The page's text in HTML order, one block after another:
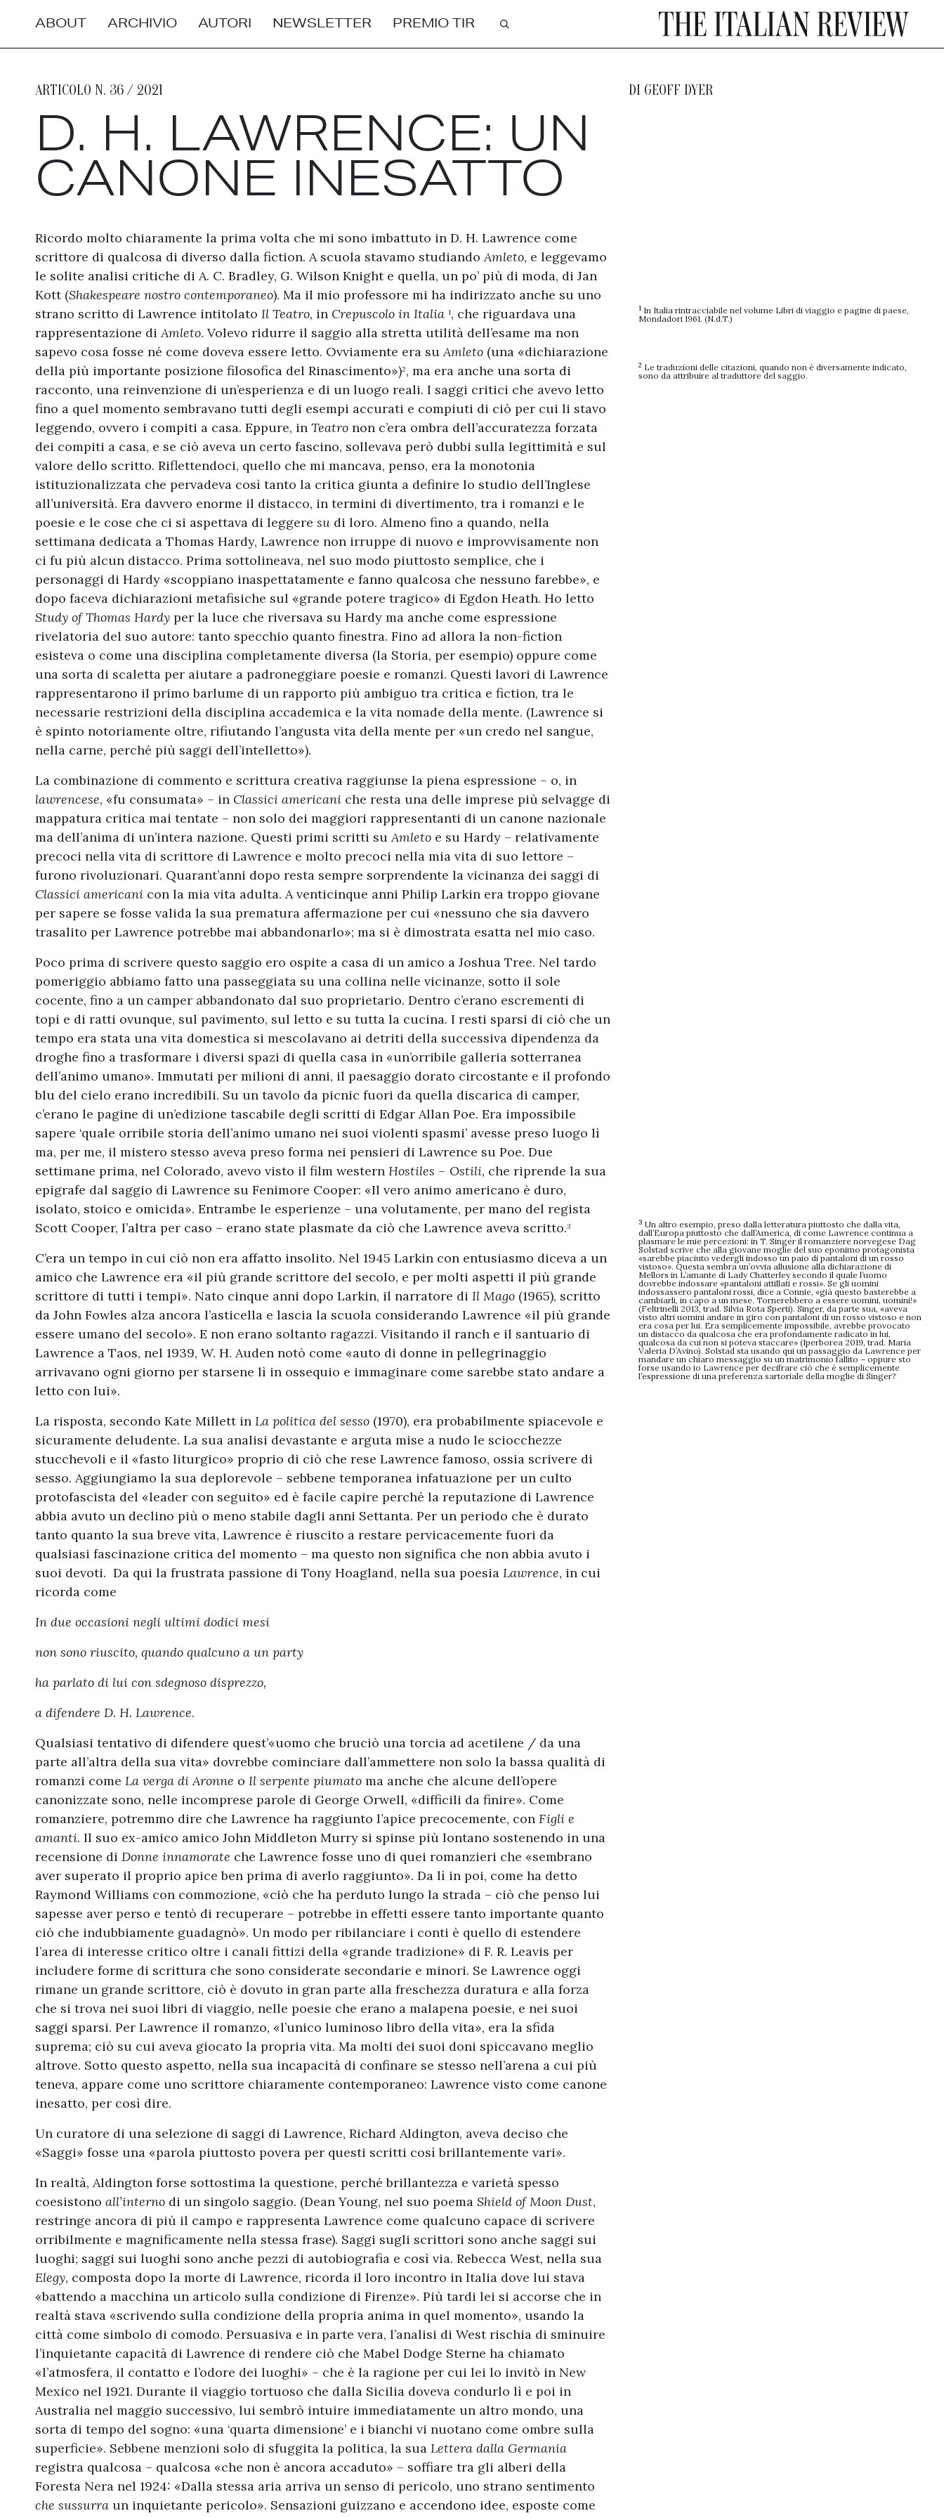
ABOUT ARCHIVIO AUTORI NEWSLETTER PREMIO TIR Cerca
ARTICOLO N. 36 / 2021 DI GEOFF DYER
D. H. LAWRENCE: UN
CANONE INESATTO
Ricordo molto chiaramente la prima volta che mi sono imbattuto in D. H. Lawrence come
scrittore di qualcosa di diverso dalla fiction. A scuola stavamo studiandoAmleto, e leggevamo
le solite analisi critiche di A. C. Bradley, G. Wilson Knight e quella, un po’ più di moda, di Jan
Kott (Shakespeare nostro contemporaneo). Ma il mio professore mi ha indirizzato anche su uno
strano scritto di Lawrence intitolato Il Teatro, in Crepuscolo in Italia 1 1In Italia rintracciabile nel volume Libri di viaggio e pagine di paese,
Mondadori 1961. (N.d.T.)
, che riguardava una
rappresentazione diAmleto. Volevo ridurre il saggio alla stretta utilità dell’esame ma non
sapevo cosa fosse né come doveva essere letto. Ovviamente era suAmleto (una «dichiarazione
della più importante posizione filosofica del Rinascimento»)2 2 Le traduzioni delle citazioni, quando non è diversamente indicato,
sono da attribuire al traduttore del saggio.
, ma era anche una sorta di
racconto, una reinvenzione di un’esperienza e di un luogo reali. I saggi critici che avevo letto
fino a quel momento sembravano tutti degli esempi accurati e compiuti di ciò per cui li stavo
leggendo, ovvero i compiti a casa. Eppure, in Teatro non c’era ombra dell’accuratezza forzata
dei compiti a casa, e se ciò aveva un certo fascino, sollevava però dubbi sulla legittimità e sul
valore dello scritto. Riflettendoci, quello che mi mancava, penso, era la monotonia
istituzionalizzata che pervadeva così tanto la critica giunta a definire lo studio dell’Inglese
all’università. Era davvero enorme il distacco, in termini di divertimento, tra i romanzi e le
poesie e le cose che ci si aspettava di leggere su di loro. Almeno fino a quando, nella
settimana dedicata a Thomas Hardy, Lawrence non irruppe di nuovo e improvvisamente non
ci fu più alcun distacco. Prima sottolineava, nel suo modo piuttosto semplice, che i
personaggi di Hardy «scoppiano inaspettatamente e fanno qualcosa che nessuno farebbe», e
dopo faceva dichiarazioni metafisiche sul «grande potere tragico» di Egdon Heath. Ho letto
Study of Thomas Hardy per la luce che riversava su Hardy ma anche come espressione
rivelatoria del suo autore: tanto specchio quanto finestra. Fino ad allora la non-fiction
esisteva o come una disciplina completamente diversa (la Storia, per esempio) oppure come
una sorta di scaletta per aiutare a padroneggiare poesie e romanzi. Questi lavori di Lawrence
rappresentarono il primo barlume di un rapporto più ambiguo tra critica e fiction, tra le
necessarie restrizioni della disciplina accademica e la vita nomade della mente. (Lawrence si
è spinto notoriamente oltre, rifiutando l’angusta vita della mente per «un credo nel sangue,
nella carne, perché più saggi dell’intelletto»).
La combinazione di commento e scrittura creativa raggiunse la piena espressione – o, in
lawrencese, «fu consumata» – in Classici americani che resta una delle imprese più selvagge di
mappatura critica mai tentate – non solo dei maggiori rappresentanti di un canone nazionale
ma dell’anima di un’intera nazione. Questi primi scritti suAmleto e su Hardy – relativamente
precoci nella vita di scrittore di Lawrence e molto precoci nella mia vita di suo lettore –
furono rivoluzionari. Quarant’anni dopo resta sempre sorprendente la vicinanza dei saggi di
Classici americani con la mia vita adulta. A venticinque anni Philip Larkin era troppo giovane
per sapere se fosse valida la sua prematura affermazione per cui «nessuno che sia davvero
trasalito per Lawrence potrebbe mai abbandonarlo»; ma si è dimostrata esatta nel mio caso.
Poco prima di scrivere questo saggio ero ospite a casa di un amico a Joshua Tree. Nel tardo
pomeriggio abbiamo fatto una passeggiata su una collina nelle vicinanze, sotto il sole
cocente, fino a un camper abbandonato dal suo proprietario. Dentro c’erano escrementi di
topi e di ratti ovunque, sul pavimento, sul letto e su tutta la cucina. I resti sparsi di ciò che un
tempo era stata una vita domestica si mescolavano ai detriti della successiva dipendenza da
droghe fino a trasformare i diversi spazi di quella casa in «un’orribile galleria sotterranea
dell’animo umano». Immutati per milioni di anni, il paesaggio dorato circostante e il profondo
blu del cielo erano incredibili. Su un tavolo da picnic fuori da quella discarica di camper,
c’erano le pagine di un’edizione tascabile degli scritti di Edgar Allan Poe. Era impossibile
sapere ‘quale orribile storia dell’animo umano nei suoi violenti spasmi’ avesse preso luogo lì
ma, per me, il mistero stesso aveva preso forma nei pensieri di Lawrence su Poe. Due
settimane prima, nel Colorado, avevo visto il film western Hostiles – Ostili, che riprende la sua
epigrafe dal saggio di Lawrence su Fenimore Cooper: «Il vero animo americano è duro,
isolato, stoico e omicida». Entrambe le esperienze – una volutamente, per mano del regista
Scott Cooper, l’altra per caso – erano state plasmate da ciò che Lawrence aveva scritto.3 3 Un altro esempio, preso dalla letteratura piuttosto che dalla vita,
dall’Europa piuttosto che dall’America, di come Lawrence continua a
plasmare le mie percezioni: in T. Singer il romanziere norvegese Dag
Solstad scrive che alla giovane moglie del suo eponimo protagonista
«sarebbe piaciuto vedergli indosso un paio di pantaloni di un rosso
vistoso». Questa sembra un’ovvia allusione alla dichiarazione di
Mellors in L’amante di Lady Chatterley secondo il quale l’uomo
dovrebbe indossare «pantaloni attillati e rossi». Se gli uomini
indossassero pantaloni rossi, dice a Connie, «già questo basterebbe a
cambiarli, in capo a un mese. Tornerebbero a essere uomini, uomini!»
(Feltrinelli 2013, trad. Silvia Rota Sperti). Singer, da parte sua, «aveva
visto altri uomini andare in giro con pantaloni di un rosso vistoso e non
era cosa per lui. Era semplicemente impossibile, avrebbe provocato
un distacco da qualcosa che era profondamente radicato in lui,
qualcosa da cui non si poteva staccare» (Iperborea 2019, trad. Maria
Valeria D’Avino). Solstad sta usando qui un passaggio da Lawrence per
mandare un chiaro messaggio su un matrimonio fallito – oppure sto
forse usando io Lawrence per decifrare ciò che è semplicemente
l’espressione di una preferenza sartoriale della moglie di Singer?
C’era un tempo in cui ciò non era affatto insolito. Nel 1945 Larkin con entusiasmo diceva a un
amico che Lawrence era «il più grande scrittore del secolo, e per molti aspetti il più grande
scrittore di tutti i tempi». Nato cinque anni dopo Larkin, il narratore di Il Mago (1965), scritto
da John Fowles alza ancora l’asticella e lascia la scuola considerando Lawrence «il più grande
essere umano del secolo». E non erano soltanto ragazzi. Visitando il ranch e il santuario di
Lawrence a Taos, nel 1939, W. H. Auden notò come «auto di donne in pellegrinaggio
arrivavano ogni giorno per starsene lì in ossequio e immaginare come sarebbe stato andare a
letto con lui».
La risposta, secondo Kate Millett in La politica del sesso (1970), era probabilmente spiacevole e
sicuramente deludente. La sua analisi devastante e arguta mise a nudo le sciocchezze
stucchevoli e il «fasto liturgico» proprio di ciò che rese Lawrence famoso, ossia scrivere di
sesso. Aggiungiamo la sua deplorevole – sebbene temporanea infatuazione per un culto
protofascista del «leader con seguito» ed è facile capire perché la reputazione di Lawrence
abbia avuto un declino più o meno stabile dagli anni Settanta. Per un periodo che è durato
tanto quanto la sua breve vita, Lawrence è riuscito a restare pervicacemente fuori da
qualsiasi fascinazione critica del momento – ma questo non significa che non abbia avuto i
suoi devoti. Da qui la frustrata passione di Tony Hoagland, nella sua poesia Lawrence, in cui
ricorda come
In due occasioni negli ultimi dodici mesi
non sono riuscito, quando qualcuno a un party
ha parlato di lui con sdegnoso disprezzo,
a difendere D. H. Lawrence.
Qualsiasi tentativo di difendere quest’«uomo che bruciò una torcia ad acetilene / da una
parte all’altra della sua vita» dovrebbe cominciare dall’ammettere non solo la bassa qualità di
romanzi come La verga di Aronne o Il serpente piumato ma anche che alcune dell’opere
canonizzate sono, nelle incomprese parole di George Orwell, «difficili da finire». Come
romanziere, potremmo dire che Lawrence ha raggiunto l’apice precocemente, con Figli e
amanti. Il suo ex-amico amico John Middleton Murry si spinse più lontano sostenendo in una
recensione di Donne innamorate che Lawrence fosse uno di quei romanzieri che «sembrano
aver superato il proprio apice ben prima di averlo raggiunto». Da lì in poi, come ha detto
Raymond Williams con commozione, «ciò che ha perduto lungo la strada – ciò che penso lui
sapesse aver perso e tentò di recuperare – potrebbe in effetti essere tanto importante quanto
ciò che indubbiamente guadagnò». Un modo per ribilanciare i conti è quello di estendere
l’area di interesse critico oltre i canali fittizi della «grande tradizione» di F. R. Leavis per
includere forme di scrittura che sono considerate secondarie e minori. Se Lawrence oggi
rimane un grande scrittore, ciò è dovuto in gran parte alla freschezza duratura e alla forza
che si trova nei suoi libri di viaggio, nelle poesie che erano a malapena poesie, e nei suoi
saggi sparsi. Per Lawrence il romanzo, «l’unico luminoso libro della vita», era la sfida
suprema; ciò su cui aveva giocato la propria vita. Ma molti dei suoi doni spiccavano meglio
altrove. Sotto questo aspetto, nella sua incapacità di confinare se stesso nell’arena a cui più
teneva, appare come uno scrittore chiaramente contemporaneo: Lawrence visto come canone
inesatto, per così dire.
Un curatore di una selezione di saggi di Lawrence, Richard Aldington, aveva deciso che
«Saggi» fosse una «parola piuttosto povera per questi scritti così brillantemente vari».
In realtà, Aldington forse sottostima la questione, perché brillantezza e varietà spesso
coesistono all’interno di un singolo saggio. (Dean Young, nel suo poema Shield of Moon Dust,
restringe ancora di più il campo e rappresenta Lawrence come qualcuno capace di scrivere
orribilmente e magnificamente nella stessa frase). Saggi sugli scrittori sono anche saggi sui
luoghi; saggi sui luoghi sono anche pezzi di autobiografia e così via. Rebecca West, nella sua
Elegy, composta dopo la morte di Lawrence, ricorda il loro incontro in Italia dove lui stava
«battendo a macchina un articolo sulla condizione di Firenze». Più tardi lei si accorse che in
realtà stava «scrivendo sulla condizione della propria anima in quel momento», usando la
città come simbolo di comodo. Persuasiva e in parte vera, l’analisi di West rischia di sminuire
l’inquietante capacità di Lawrence di rendere ciò che Mabel Dodge Sterne ha chiamato
«l’atmosfera, il contatto e l’odore dei luoghi» – che è la ragione per cui lei lo invitò in New
Mexico nel 1921. Durante il viaggio tortuoso che dalla Sicilia doveva condurlo lì e poi in
Australia nel maggio successivo, lui sembrò intuire immediatamente un altro mondo, una
sorta di tempo del sogno: «una ‘quarta dimensione’ e i bianchi vi nuotano come ombre sulla
superficie». Sebbene menzioni solo di sfuggita la politica, la sua Lettera dalla Germania
registra qualcosa – qualcosa «che non è ancora accaduto» – soffiare tra gli alberi della
Foresta Nera nel 1924: «Dalla stessa aria arriva un senso di pericolo, uno strano sentimento
che sussurra un inquietante pericolo». Sensazioni guizzano e accendono idee, esposte come